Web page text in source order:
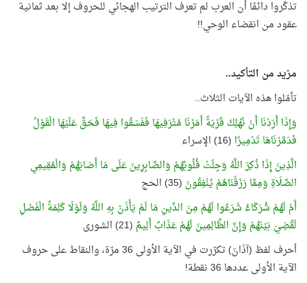
تذكّروا دائمًا أن العرب لم تعرف الترتيب الهجائي للحروف إلا بعد ثمانية
عقود من انقضاء الوحي!!
مزيد من التأكيد..
تأمّلوا هذه الآيات الثلاث..
وَإِذَا أَرَدْنَا أَنْ نُهْلِكَ قَرْيَةً أَمَرْنَا مُتْرَفِيهَا فَفَسَقُوا فِيهَا فَحَقَّ عَلَيْهَا الْقَوْلُ
فَدَمَّرْنَاهَا تَدْمِيرًا (16) الإسراء
الَّذِينَ إِذَا ذُكِرَ اللَّهُ وَجِلَتْ قُلُوبُهُمْ وَالصَّابِرِينَ عَلَى مَا أَصَابَهُمْ وَالْمُقِيمِي
الصَّلَاةِ وَمِمَّا رَزَقْنَاهُمْ يُنْفِقُونَ (35) الحج
أَمْ لَهُمْ شُرَكَاءُ شَرَعُوا لَهُمْ مِنَ الدِّينِ مَا لَمْ يَأْذَنْ بِهِ اللَّهُ وَلَوْلَا كَلِمَةُ الْفَصْلِ
لَقُضِيَ بَيْنَهُمْ وَإِنَّ الظَّالِمِينَ لَهُمْ عَذَابٌ أَلِيمٌ (21) الشورى
أحرف لفظ (آذَانَ) تكرّرت في الآية الأولى 36 مرّة، والنقاط على حروف
الآية الأولى عددها 36 نقطة!